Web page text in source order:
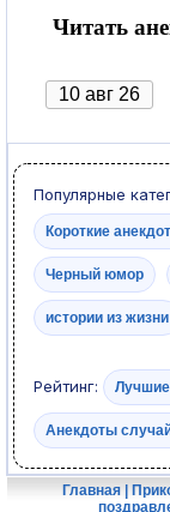
Читать
Популярные
Короткие
Черный юмор
истории из жизни
Рейтинг:
Анекдоты
Главная |